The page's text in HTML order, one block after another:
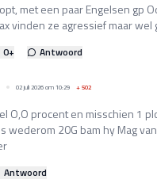
met een paar Engelsen gp
vinden ze agressief maar wel
0+ Antwoord
02 juli 2026 om 10:29 +502
O,O procent en misschien 1
wederom 20G bam hy Mag
Antwoord